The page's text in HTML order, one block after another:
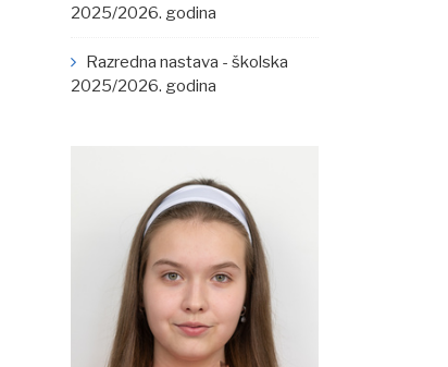
2025/2026. godina
Razredna nastava - školska
2025/2026. godina